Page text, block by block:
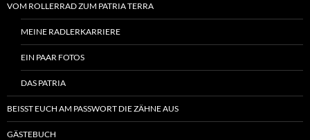
VOM ROLLERRAD ZUM PATRIA TERRA
MEINE RADLERKARRIERE
EIN PAAR FOTOS
DAS PATRIA
BEISST EUCH AM PASSWORT DIE ZÄHNE AUS
GÄSTEBUCH